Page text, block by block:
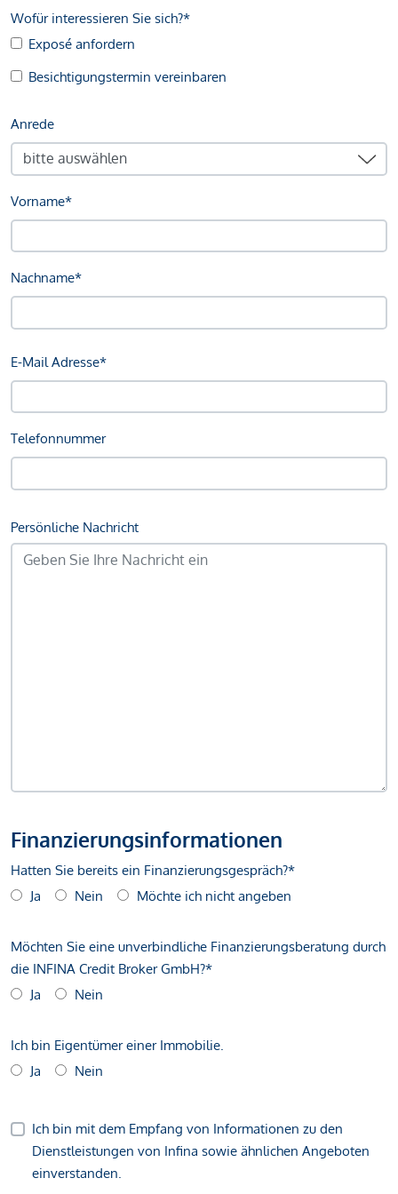
Wofür interessieren Sie sich?*
Exposé anfordern
Besichtigungstermin vereinbaren
Anrede
Vorname*
Nachname*
E-Mail Adresse*
Telefonnummer
Persönliche Nachricht
Finanzierungsinformationen
Hatten Sie bereits ein Finanzierungsgespräch?*
Ja
Nein Möchte ich nicht angeben
Möchten Sie eine unverbindliche Finanzierungsberatung durch
die INFINA Credit Broker GmbH?*
Ja
Nein
Ich bin Eigentümer einer Immobilie.
Ja
Nein
Ich bin mit dem Empfang von Informationen zu den
Dienstleistungen von Infina sowie ähnlichen Angeboten
einverstanden.